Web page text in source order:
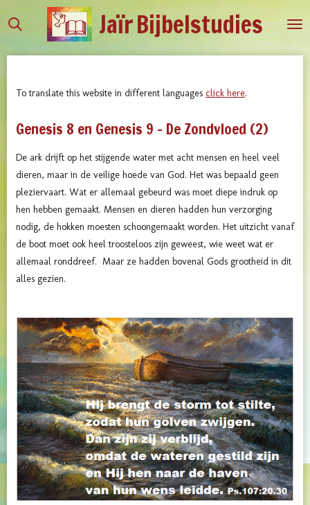
direct
JaïrBijbelstudies
To translate this website in different languages click here.
Genesis 8 en Genesis 9 - De Zondvloed (2)
De ark drijft op het stijgende water met acht mensen en heel veel
dieren, maar in de veilige hoede van God. Het was bepaald geen
pleziervaart. Wat er allemaal gebeurd was moet diepe indruk op
hen hebben gemaakt. Mensen en dieren hadden hun verzorging
nodig, de hokken moesten schoongemaakt worden. Het uitzicht vanaf
de boot moet ook heel troosteloos zijn geweest, wie weet wat er
allemaal ronddreef. Maar ze hadden bovenal Gods grootheid in dit
alles gezien.